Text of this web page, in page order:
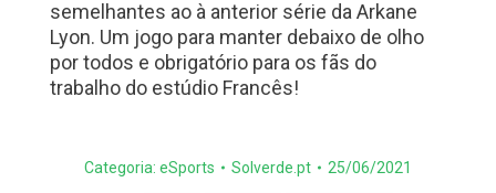
semelhantes ao à anterior série da Arkane
Lyon. Um jogo para manter debaixo de olho
por todos e obrigatório para os fãs do
trabalho do estúdio Francês!
Categoria: eSports Solverde.pt 25/06/2021